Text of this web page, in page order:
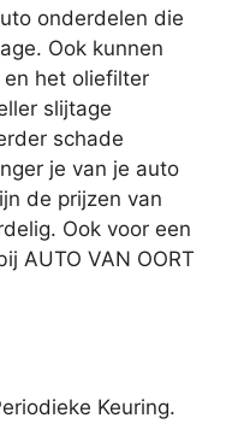
onderdelen die
Ook kunnen
het oliefilter
slijtage
schade
je van je auto
de prijzen van
Ook voor een
AUTO VAN OORT
Keuring.